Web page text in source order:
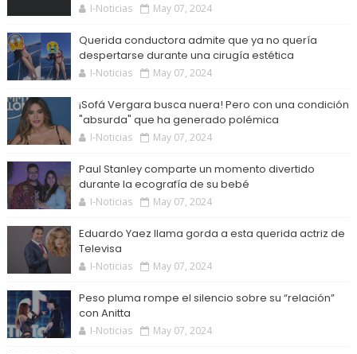
I-Noticias May 07, 2024
Querida conductora admite que ya no quería
despertarse durante una cirugía estética
I-Noticias May 07, 2024
¡Sofá Vergara busca nuera! Pero con una condición
"absurda" que ha generado polémica
I-Noticias May 07, 2024
Paul Stanley comparte un momento divertido
durante la ecografía de su bebé
I-Noticias May 07, 2024
Eduardo Yaez llama gorda a esta querida actriz de
Televisa
I-Noticias May 07, 2024
Peso pluma rompe el silencio sobre su “relación”
con Anitta
I-Noticias May 07, 2024